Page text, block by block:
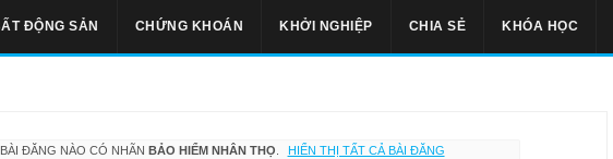
ĐỘNG SẢN CHỨNG KHOÁN KHỞI NGHIỆP CHIA SẺ KHÓA HỌC
ĐĂNG NÀO CÓ NHÃN BẢO HIỂM NHÂN THỌ HIỂN THỊ TẤT CẢ BÀI ĐĂNG